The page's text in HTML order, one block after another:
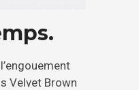
Velvet Brown